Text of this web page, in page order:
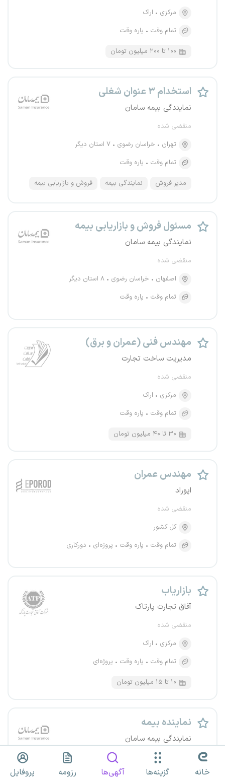
مرکزی
اراک
تمام وقت
پاره وقت
۱۰۰ تا ۲۰۰ میلیون تومان
استخدام ۳ عنوان شغلی
نمایندگی بیمه سامان
منقضی شده
تهران
خراسان رضوی
۷ استان دیگر
تمام وقت
پاره وقت
مدیر فروش نمایندگی بیمه فروش و بازاریابی بیمه
مسئول فروش و بازاریابی بیمه
نمایندگی بیمه سامان
منقضی شده
اصفهان
خراسان رضوی
۸ استان دیگر
تمام وقت
پاره وقت
مهندس فنی (عمران و برق)
مدیریت ساخت تجارت
منقضی شده
مرکزی
اراک
تمام وقت
پاره وقت
۳۰ تا ۴۰ میلیون تومان
مهندس عمران
اپوراد
منقضی شده
کل کشور
تمام وقت
پاره وقت پروژه‌ای دورکاری
بازاریاب
آفاق تجارت پارتاک
منقضی شده
مرکزی
اراک
تمام وقت
پاره وقت پروژه‌ای
۱۰ تا ۱۵ میلیون تومان
نماینده بیمه
نمایندگی بیمه سامان
منقضی شده
مرکزی
اراک خانه گزینه‌ها آگهی‌ها رزومه پروفایل